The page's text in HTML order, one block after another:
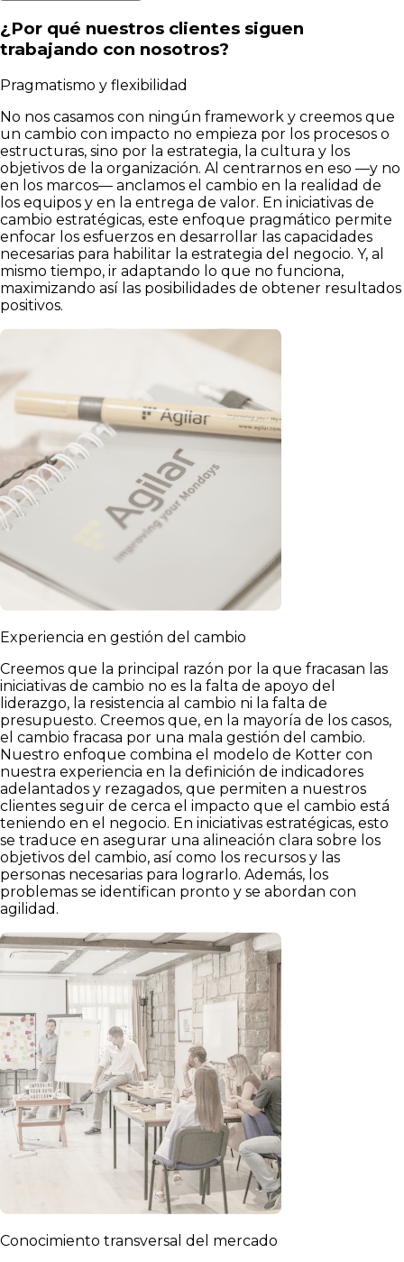
¿Por qué nuestros clientes siguen
trabajando con nosotros?
Pragmatismo y flexibilidad
No nos casamos con ningún framework y creemos que
un cambio con impacto no empieza por los procesos o
estructuras, sino por la estrategia, la cultura y los
objetivos de la organización. Al centrarnos en eso —y no
en los marcos— anclamos el cambio en la realidad de
los equipos y en la entrega de valor. En iniciativas de
cambio estratégicas, este enfoque pragmático permite
enfocar los esfuerzos en desarrollar las capacidades
necesarias para habilitar la estrategia del negocio. Y, al
mismo tiempo, ir adaptando lo que no funciona,
maximizando así las posibilidades de obtener resultados
positivos.
Experiencia en gestión del cambio
Creemos que la principal razón por la que fracasan las
iniciativas de cambio no es la falta de apoyo del
liderazgo, la resistencia al cambio ni la falta de
presupuesto. Creemos que, en la mayoría de los casos,
el cambio fracasa por una mala gestión del cambio.
Nuestro enfoque combina el modelo de Kotter con
nuestra experiencia en la definición de indicadores
adelantados y rezagados, que permiten a nuestros
clientes seguir de cerca el impacto que el cambio está
teniendo en el negocio. En iniciativas estratégicas, esto
se traduce en asegurar una alineación clara sobre los
objetivos del cambio, así como los recursos y las
personas necesarias para lograrlo. Además, los
problemas se identifican pronto y se abordan con
agilidad.
Conocimiento transversal del mercado